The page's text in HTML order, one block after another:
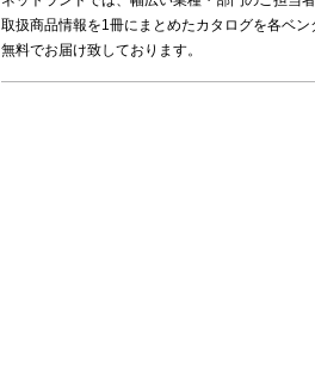
取扱商品情報を1冊にまとめたカタログを各ベ
無料でお届け致しております。